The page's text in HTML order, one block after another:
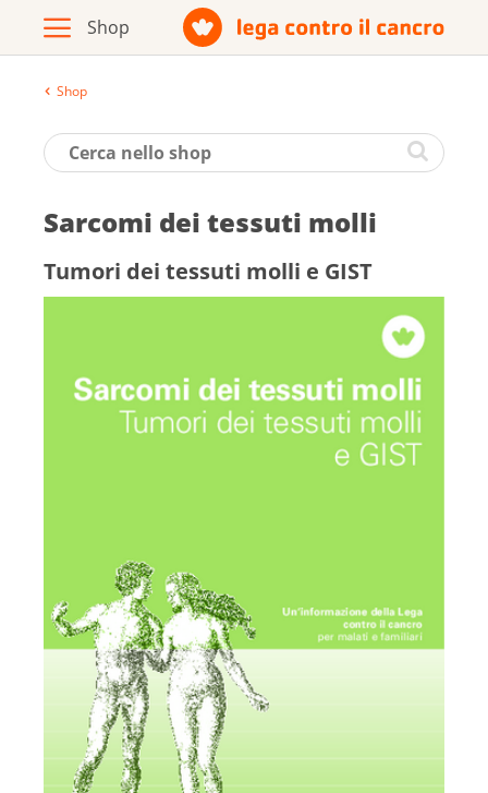
Opuscoli / materiale informativo
Prodotti
Vai al sito della Lega contro il cancro
Italiano
Shop
Sarcomi dei tes­suti molli
Tumori dei tes­suti molli e GI­ST